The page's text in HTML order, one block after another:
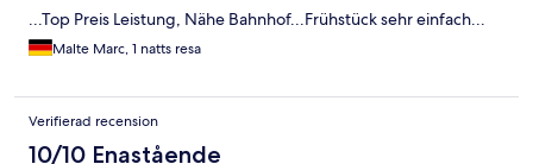
...Top Preis Leistung, Nähe Bahnhof...Frühstück sehr einfach...
Malte Marc, 1 natts resa
Verifierad recension
10/10 Enastående